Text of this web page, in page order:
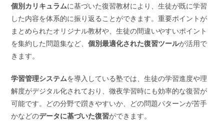
個別カリキュラムに基づいた復習教材により、生徒が既に学習
した内容を体系的に振り返ることができます。重要ポイントが
まとめられたオリジナル教材や、生徒の間違いやすいポイント
を集約した問題集など、個別最適化された復習ツールが活用で
きます。
学習管理システムを導入している塾では、生徒の学習進度や理
解度がデジタル化されており、徹夜学習時にも効率的な復習が
可能です。どの分野で躓きやすいか、どの問題パターンが苦手
かなどのデータに基づいた復習ができます。